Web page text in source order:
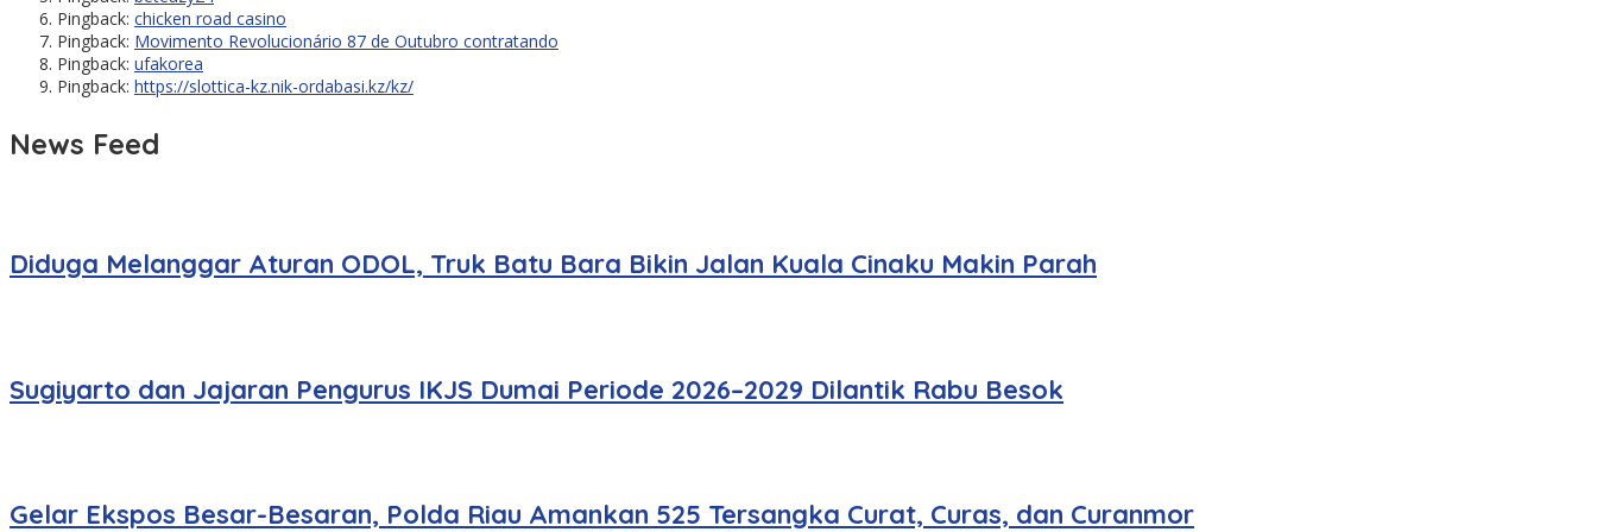
Pingback: chicken road casino
Pingback: Movimento Revolucionário 87 de Outubro contratando
Pingback: ufakorea
Pingback: https://slottica-kz.nik-ordabasi.kz/kz/
News Feed
Diduga Melanggar Aturan ODOL, Truk Batu Bara Bikin Jalan Kuala Cinaku Makin Parah
Sugiyarto dan Jajaran Pengurus IKJS Dumai Periode 2026–2029 Dilantik Rabu Besok
Gelar Ekspos Besar-Besaran, Polda Riau Amankan 525 Tersangka Curat, Curas, dan Curanmor